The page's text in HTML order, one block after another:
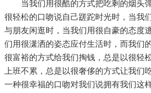
当我们用很酷的方式把吃剩的烟头
很轻松的口吻说自己蹉跎时光时，当我
与朋友闲逛时，当我们用很自豪的态度
们用很潇洒的姿态应付生活时，而我们
很富裕的方式给我们掏钱，总是以很轻
上班不累，总是以很奢侈的方式让我们
一种很幸福的口吻对我们说拥有我们这